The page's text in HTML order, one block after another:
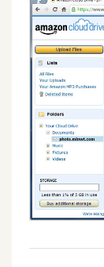
機
與
網
域
S
E
O
工
具
免